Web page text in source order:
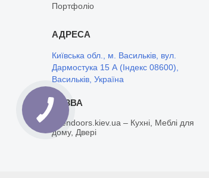
Портфоліо
Київська обл., м. Васильків, вул.
Дармостука 15 А (Індекс 08600),
Васильків, Україна
opendoors.kiev.ua – Кухні, Меблі для
дому, Двері